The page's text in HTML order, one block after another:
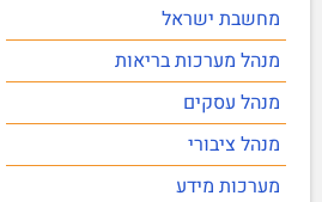
מחשבת ישראל
מנהל מערכות בריאות
מנהל עסקים
מנהל ציבורי
מערכות מידע